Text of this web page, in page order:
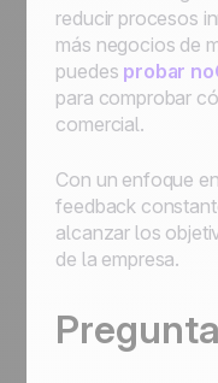
reducir procesos
más negocios de
puedes probar
para comprobar
comercial.
Con un enfoque
feedback
alcanzar los
de la empresa.